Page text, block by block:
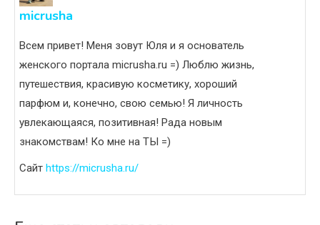
micrusha
Всем привет! Меня зовут Юля и я основатель
женского портала micrusha.ru =) Люблю жизнь,
путешествия, красивую косметику, хороший
парфюм и, конечно, свою семью! Я личность
увлекающаяся, позитивная! Рада новым
знакомствам! Ко мне на ТЫ =)
Сайт https://micrusha.ru/